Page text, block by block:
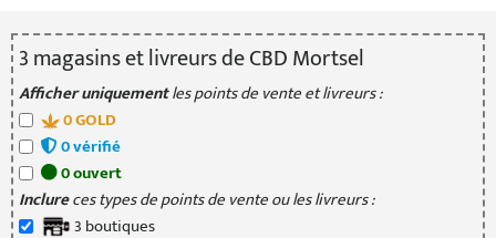
3magasinset livreursde CBD Mortsel
Afficher uniquementles points de vente et livreurs :
0GOLD
0vérifié
0ouvert
Inclureces types de points de vente ou les livreurs :
3 boutiques